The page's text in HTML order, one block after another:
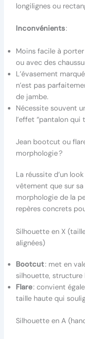
longilignes ou
Inconvénients:
Moins facile à
ou avec des
L’évasement
n’est pas
de jambe.
Nécessite souvent
l’effet “pantalon qui
Jean bootcut ou
morphologie ?
La réussite d’un
vêtement que sur
morphologie de la
repères concrets
Silhouette en X
alignées)
Bootcut: met en
silhouette, structure
Flare: convient
taille haute qui
Silhouette en A